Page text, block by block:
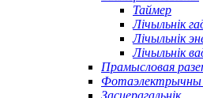
Таймер
Лічыльнік
Лічыльнік
Лічыльнік
Прамысловая
Фотаэлектрычны
Засцерагальнік